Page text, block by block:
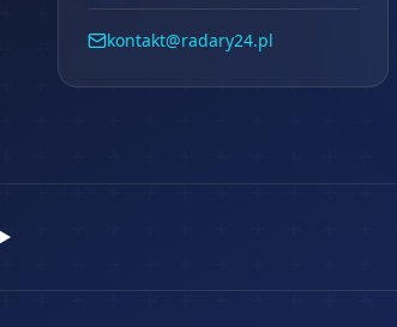
kontakt@radary24.pl